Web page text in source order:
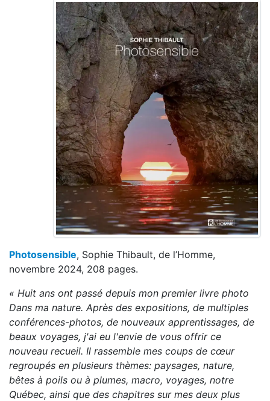
Photosensible, Sophie Thibault, de l’Homme,
novembre 2024, 208 pages.
« Huit ans ont passé depuis mon premier livre photo
Dans ma nature. Après des expositions, de multiples
conférences-photos, de nouveaux apprentissages, de
beaux voyages, j'ai eu l'envie de vous offrir ce
nouveau recueil. Il rassemble mes coups de cœur
regroupés en plusieurs thèmes: paysages, nature,
bêtes à poils ou à plumes, macro, voyages, notre
Québec, ainsi que des chapitres sur mes deux plus